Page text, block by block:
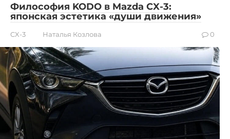
Философия KODO в Mazda CX-3:
японская эстетика «души движения»
CX-3 Наталья Козлова 0